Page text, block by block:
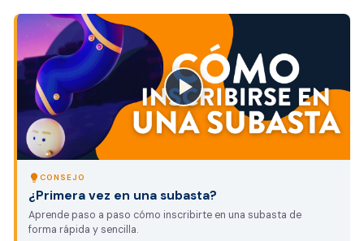
lightbulb CONSEJO
¿Primera vez en una subasta?
Aprende paso a paso cómo inscribirte en una subasta de
forma rápida y sencilla.